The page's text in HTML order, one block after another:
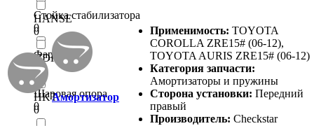
Стойка стабилизатора
0
Фара левая
0
Шаровая опора
0
HANSE
0
HDK
0
HKT
0
Амортизатор
Применимость: TOYOTA
COROLLA ZRE15# (06-12),
TOYOTA AURIS ZRE15# (06-12)
Категория запчасти:
Амортизаторы и пружины
Сторона установки: Передний
правый
Производитель: Checkstar